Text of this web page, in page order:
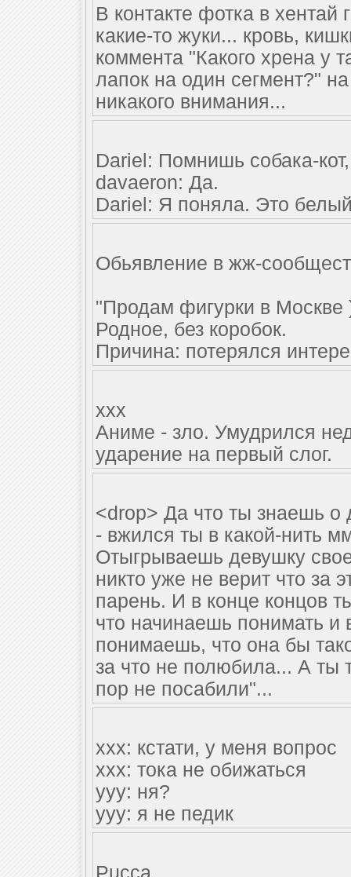
В контакте фотка в хентай
какие-то жуки... кровь,
коммента "Какого хрена у
лапок на один сегмент?"
никакого внимания...
Dariel: Помнишь собака-
davaeron: Да.
Dariel: Я поняла. Это
Обьявление в жж-
"Продам фигурки в Москве
Родное, без коробок.
Причина: потерялся
xxx
Аниме - зло. Умудрился
ударение на первый слог.
<drop> Да что ты знаешь о
- вжился ты в какой-нить
Отыгрываешь девушку
никто уже не верит что за
парень. И в конце концов
что начинаешь понимать и
понимаешь, что она бы
за что не полюбила... А ты
пор не посабили"...
xxx: кстати, у меня вопрос
xxx: тока не обижаться
yyy: ня?
yyy: я не педик
Pucca